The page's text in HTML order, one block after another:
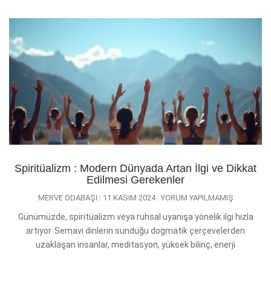
Spiritüalizm : Modern Dünyada Artan İlgi ve Dikkat
Edilmesi Gerekenler
MERVE ODABAŞI 11 KASIM 2024 YORUM YAPILMAMIŞ
Günümüzde, spiritüalizm veya ruhsal uyanışa yönelik ilgi hızla
artıyor. Semavi dinlerin sunduğu dogmatik çerçevelerden
uzaklaşan insanlar, meditasyon, yüksek bilinç, enerji